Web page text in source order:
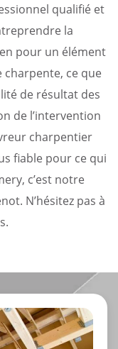
qualifié et
la
pour un élément
ce que
de résultat des
de l’intervention
charpentier
fiable pour ce qui
c’est notre
N’hésitez pas à